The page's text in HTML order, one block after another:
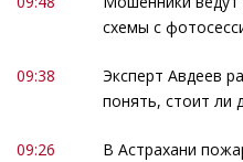
схемы с
09:38
Эксперт Авдеев
понять, стоит ли
09:26
В Астрахани